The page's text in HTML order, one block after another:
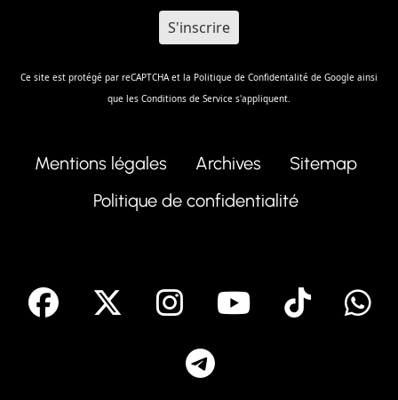
Ce site est protégé par reCAPTCHA et la Politique de Confidentalité de Google ainsi
que les Conditions de Service s'appliquent.
Mentions légales Archives
Sitemap
Politique de confidentialité
facebook Instagram
Youtube
Tik